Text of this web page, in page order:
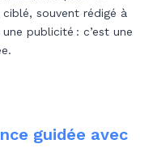
souvent rédigé à
publicité : c’est une
guidée avec